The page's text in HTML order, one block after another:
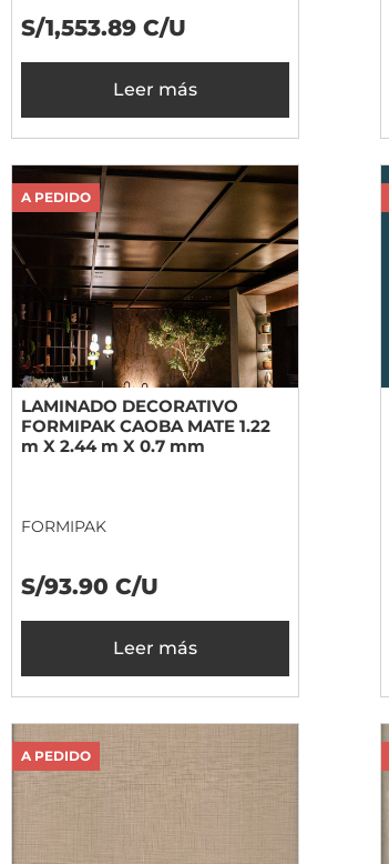
S/1,553.89 C/U
Leer más
A PEDIDO
LAMINADO DECORATIVO
FORMIPAK CAOBA MATE 1.22
m X 2.44 m X 0.7 mm
FORMIPAK
S/93.90 C/U
Leer más
A PEDIDO